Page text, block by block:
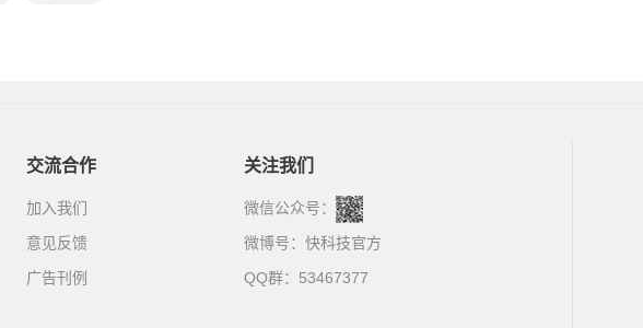
交流合作
加入我们
意见反馈
广告刊例
关注我们
微信公众号：
微博号： 快科技官方
QQ群：53467377